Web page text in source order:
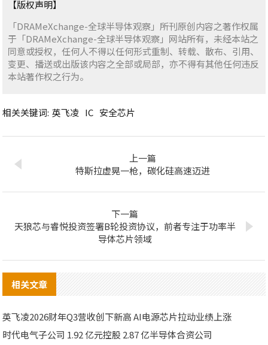
【版权声明】
「DRAMeXchange-全球半导体观察」所刊原创内容之著作权属
于「DRAMeXchange-全球半导体观察」网站所有，未经本站之
同意或授权，任何人不得以任何形式重制、转载、散布、引用、
变更、播送或出版该内容之全部或局部，亦不得有其他任何违反
本站著作权之行为。
相关关键词: 英飞凌 IC 安全芯片
上一篇
特斯拉虚晃一枪，碳化硅高速迈进
下一篇
天狼芯与睿悦投资签署B轮投资协议，前者专注于功率半
导体芯片领域
相关文章
英飞凌2026财年Q3营收创下新高 AI电源芯片拉动业绩上涨
时代电气子公司 1.92 亿元控股 2.87 亿半导体合资公司